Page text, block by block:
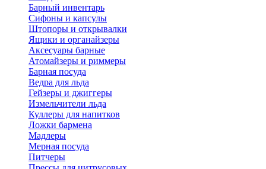
Барный инвентарь
Сифоны и капсулы
Штопоры и открывалки
Ящики и органайзеры
Аксесуары барные
Атомайзеры и риммеры
Барная посуда
Ведра для льда
Гейзеры и джиггеры
Измельчители льда
Куллеры для напитков
Ложки бармена
Мадлеры
Мерная посуда
Питчеры